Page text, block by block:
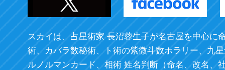
スカイは、占星術家 長沼蓉生子が名古屋を中心に
術、カバラ数秘術、ト術の紫微斗数ホラリー、九
ルノルマンカード、相術 姓名判断（命名、改名、